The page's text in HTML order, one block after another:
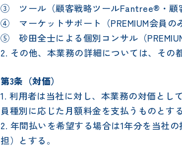
③ ツール（顧客戦略ツールFantree®・顧客
④ マーケットサポート（PREMIUM会員の
⑤ 砂田全士による個別コンサル（
2. その他、本業務の詳細については、その
第3条（対価）
1. 利用者は当社に対し、本業務の対価とし
員種別に応じた月額料金を支払うものとする
2. 年間払いを希望する場合は1年分を当社
担）とする。